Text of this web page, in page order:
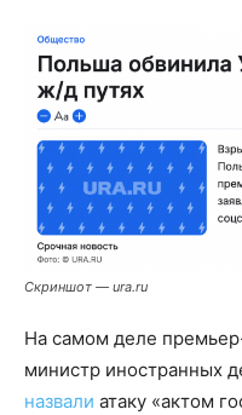
Скриншот — ura.ru
На самом деле
министр иностранных
назвали атаку «актом